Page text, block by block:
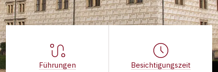
Führungen Besichtigungszeit